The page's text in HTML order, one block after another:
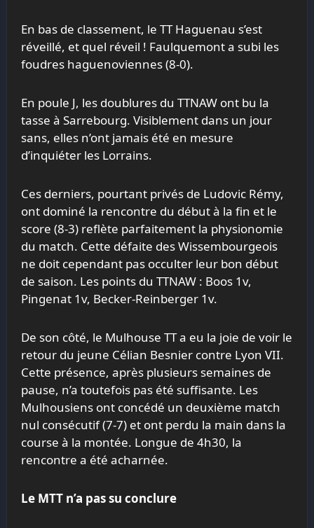
En bas de classement, le TT Haguenau s’est
réveillé, et quel réveil ! Faulquemont a subi les
foudres haguenoviennes (8-0).
En poule J, les doublures du TTNAW ont bu la
tasse à Sarrebourg. Visiblement dans un jour
sans, elles n’ont jamais été en mesure
d’inquiéter les Lorrains.
Ces derniers, pourtant privés de Ludovic Rémy,
ont dominé la rencontre du début à la fin et le
score (8-3) reflète parfaitement la physionomie
du match. Cette défaite des Wissembourgeois
ne doit cependant pas occulter leur bon début
de saison. Les points du TTNAW : Boos 1v,
Pingenat 1v, Becker-Reinberger 1v.
De son côté, le Mulhouse TT a eu la joie de voir le
retour du jeune Célian Besnier contre Lyon VII.
Cette présence, après plusieurs semaines de
pause, n’a toutefois pas été suffisante. Les
Mulhousiens ont concédé un deuxième match
nul consécutif (7-7) et ont perdu la main dans la
course à la montée. Longue de 4h30, la
rencontre a été acharnée.
Le MTT n’a pas su conclure